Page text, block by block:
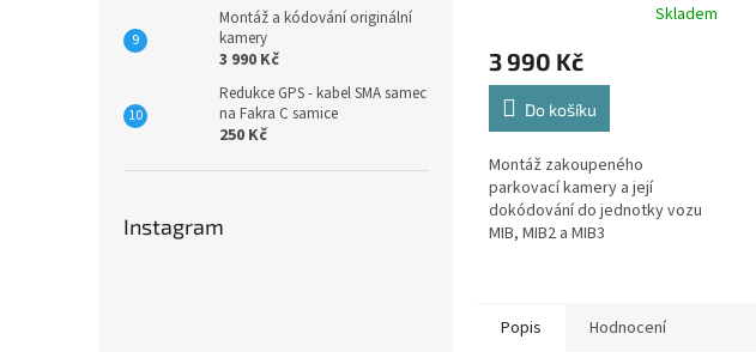
Montáž a kódování originální
kamery
3 990 Kč
Redukce GPS - kabel SMA samec
na Fakra C samice
250 Kč
Instagram
produktu
je
5,0
z
5
hvězdiček.
Skladem
3 990 Kč
Do košíku
Montáž zakoupeného
parkovací kamery a její
dokódování do jednotky vozu
MIB, MIB2 a MIB3
Popis Hodnocení